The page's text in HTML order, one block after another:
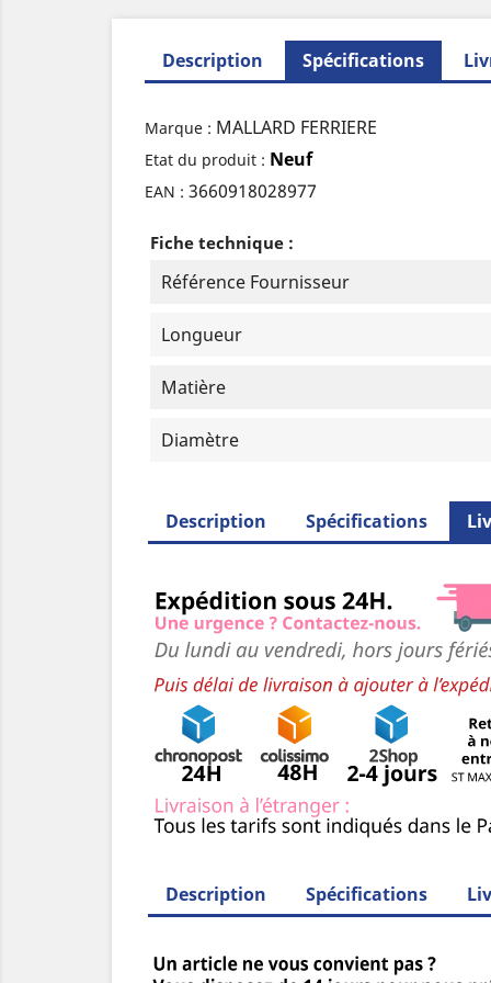
Description Spécifications
Marque : MALLARD FERRIERE
Etat du produit : Neuf
EAN : 3660918028977
Fiche technique :
Référence Fournisseur
Longueur
Matière
Diamètre
Description Spécifications
Description Spécifications